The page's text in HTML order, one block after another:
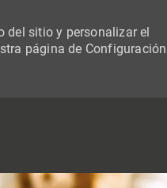
del sitio y personalizar el
página de Configuración